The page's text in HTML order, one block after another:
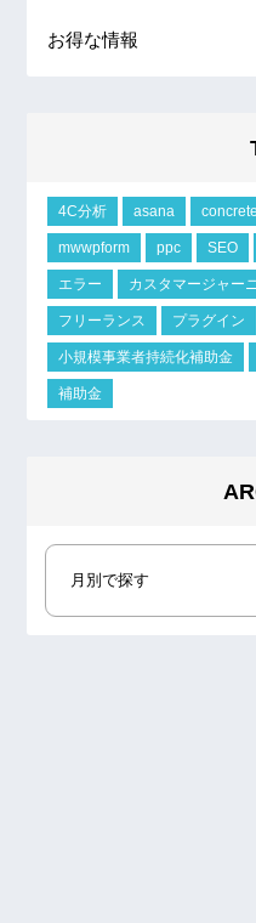
お得な情報
4C分析 asana
mwwpform ppc SEO
エラー カスタマージャー
フリーランス プラグイン
小規模事業者持続化補助金
補助金